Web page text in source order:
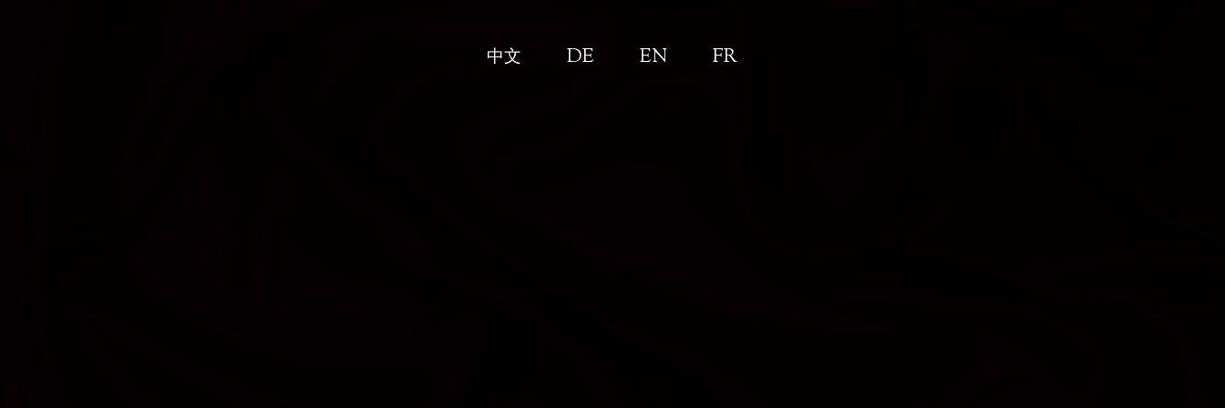
中文 DE EN FR